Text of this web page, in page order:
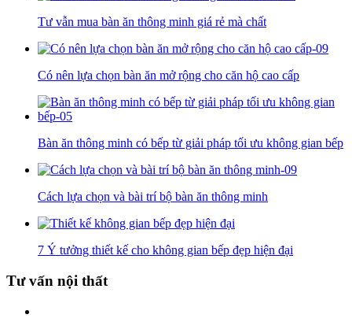
Tư vẫn mua bàn ăn thông minh giá rẻ mà chất
Có nên lựa chọn bàn ăn mở rộng cho căn hộ cao cấp
Bàn ăn thông minh có bếp từ giải pháp tối ưu không gian bếp
Cách lựa chọn và bài trí bộ bàn ăn thông minh
7 Ý tưởng thiết kế cho không gian bếp đẹp hiện đại
Tư vấn nội thất